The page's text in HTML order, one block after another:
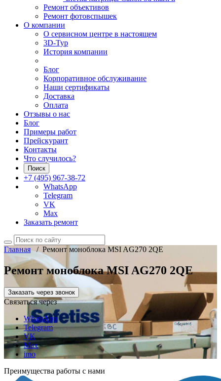
Ремонт объективов
Ремонт фотовспышек
О компании
О сервисном центре в настоящем
3D-Тур
История компании
Блог
Корпоративное обслуживание
Наши сертификаты
Доставка
Оплата
Отзывы о нас
Блог
Примеры работ
Прейскурант
Контакты
Что случилось?
Поиск
+7 (495) 967-38-72
WhatsApp
Telegram
VK
Max
Заказать ремонт
Главная/ Ремонт моноблока MSI AG270 2QE
Ремонт моноблока MSI AG270 2QE
Заказать через звонок
Связаться через
WhatsApp
Telegram
VK
Max
imo
Преимущества работы с нами